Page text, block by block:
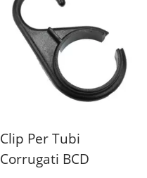
Clip Per Tubi
Corrugati BCD